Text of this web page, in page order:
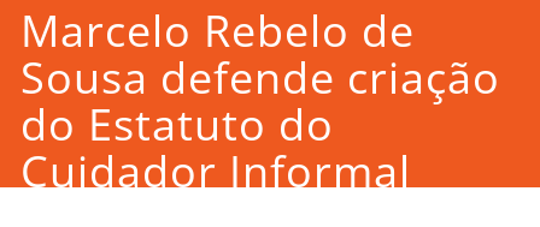
Marcelo Rebelo de
Sousa defende criação
do Estatuto do
Cuidador Informal